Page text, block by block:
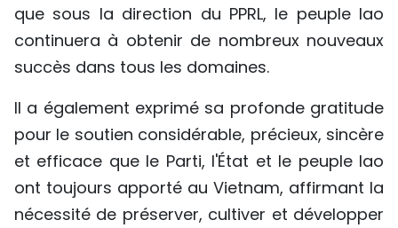
que sous la direction du PPRL, le peuple lao
continuera à obtenir de nombreux nouveaux
succès dans tous les domaines.
Il a également exprimé sa profonde gratitude
pour le soutien considérable, précieux, sincère
et efficace que le Parti, l'État et le peuple lao
ont toujours apporté au Vietnam, affirmant la
nécessité de préserver, cultiver et développer